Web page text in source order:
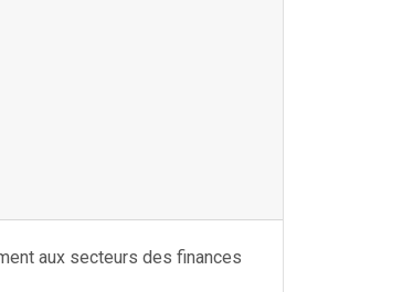
aux secteurs des finances